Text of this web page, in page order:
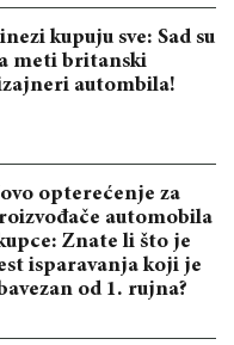
kupuju sve: Sad su
meti britanski
autombila!
opterećenje za
automobila
Znate li što je
isparavanja koji je
od 1. rujna?